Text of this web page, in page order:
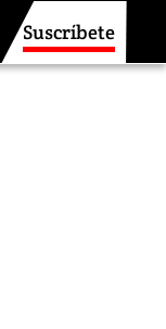
Suscríbete